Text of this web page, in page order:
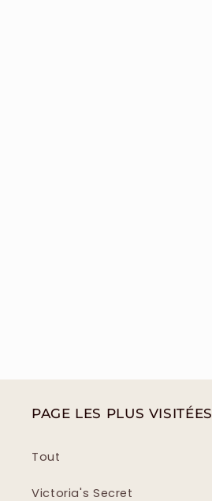
PAGE LES PLUS VISITÉES
Tout
Victoria's Secret